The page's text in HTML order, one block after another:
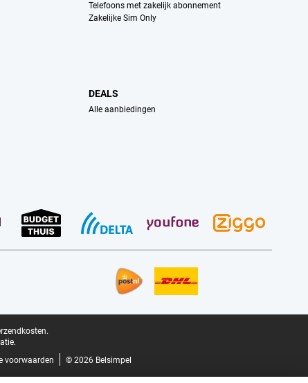
Telefoons met zakelijk abonnement
Zakelijke Sim Only
DEALS
Alle aanbiedingen
voorwaarden © 2026 Belsimpel